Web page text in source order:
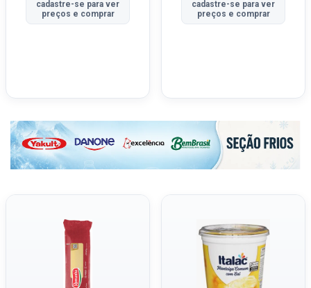
cadastre-se para ver
preços e comprar
cadastre-se para ver
preços e comprar